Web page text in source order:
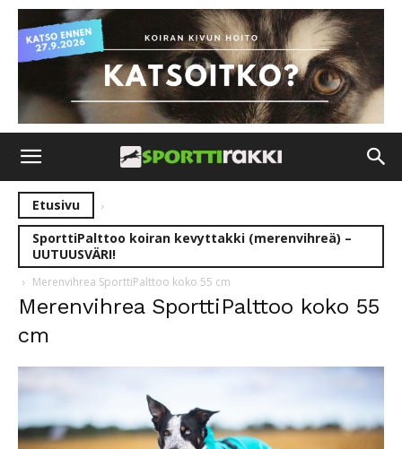
Etusivu
SporttiPalttoo koiran kevyttakki (merenvihreä) –
UUTUUSVÄRI!
Merenvihrea SporttiPalttoo koko 55 cm
Merenvihrea SporttiPalttoo koko 55
cm